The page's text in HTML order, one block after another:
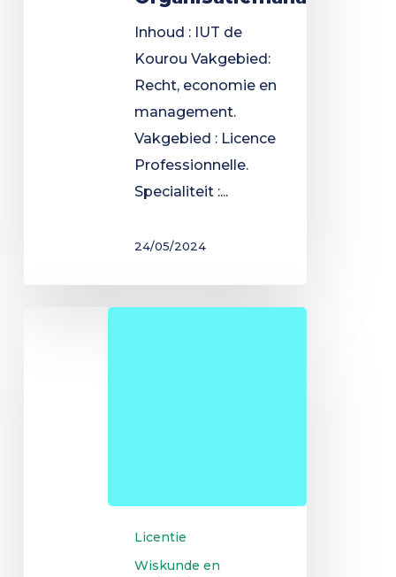
Inhoud : IUT de
Kourou Vakgebied:
Recht, economie en
management.
Vakgebied : Licence
Professionnelle.
Specialiteit :...
24/05/2024
Licentie
Wiskunde en